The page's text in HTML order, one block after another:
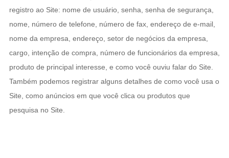
registro ao Site: nome de usuário, senha, senha de segurança,
nome, número de telefone, número de fax, endereço de e-mail,
nome da empresa, endereço, setor de negócios da empresa,
cargo, intenção de compra, número de funcionários da empresa,
produto de principal interesse, e como você ouviu falar do Site.
Também podemos registrar alguns detalhes de como você usa o
Site, como anúncios em que você clica ou produtos que
pesquisa no Site.